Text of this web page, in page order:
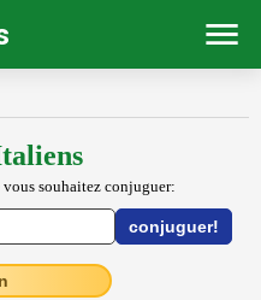
vous souhaitez conjuguer: